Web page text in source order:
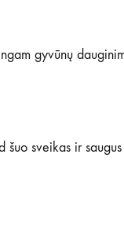
gyvūnų
sveikas ir